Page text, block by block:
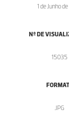
1 de Junho
Nº DE
15035
.JPG